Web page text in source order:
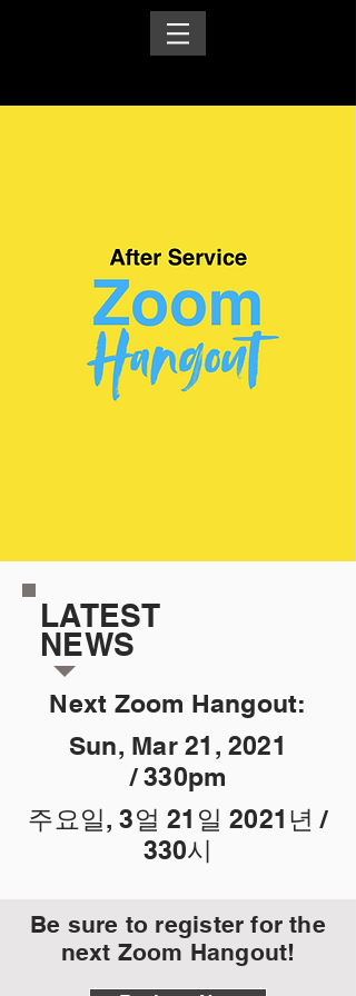
LATEST
NEWS
Next Zoom Hangout:
Sun, Mar 21, 2021
/330pm
주요일, 3얼 21일 2021년 /
330시
Be sure to register for the
next Zoom Hangout!